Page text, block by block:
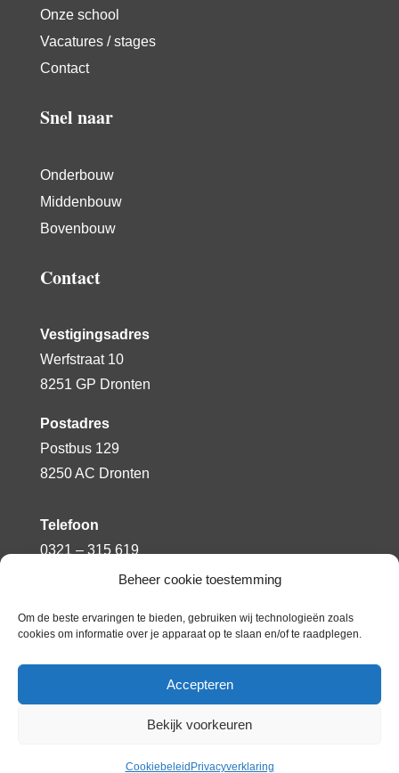
Beheer cookie toestemming
Om de beste ervaringen te bieden, gebruiken wij technologieën zoals
cookies om informatie over je apparaat op te slaan en/of te raadplegen.
Accepteren
Bekijk voorkeuren
Cookiebeleid Privacyverklaring
Onze school
Vacatures / stages
Contact
Snel naar
Onderbouw
Middenbouw
Bovenbouw
Contact
Vestigingsadres
Werfstraat 10
8251 GP Dronten
Postadres
Postbus 129
8250 AC Dronten
Telefoon
0321 – 315 619
E-mailadres
info.driemaster@flevion.nl
© Copyright 2020 – SBO de Driemaster |